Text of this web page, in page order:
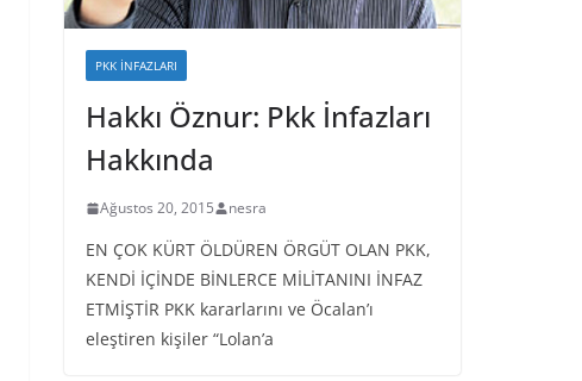
PKK İNFAZLARI
Hakkı Öznur: Pkk İnfazları
Hakkında
Ağustos 20, 2015 nesra
EN ÇOK KÜRT ÖLDÜREN ÖRGÜT OLAN PKK,
KENDİ İÇİNDE BİNLERCE MİLİTANINI İNFAZ
ETMİŞTİR PKK kararlarını ve Öcalan’ı
eleştiren kişiler “Lolan’a